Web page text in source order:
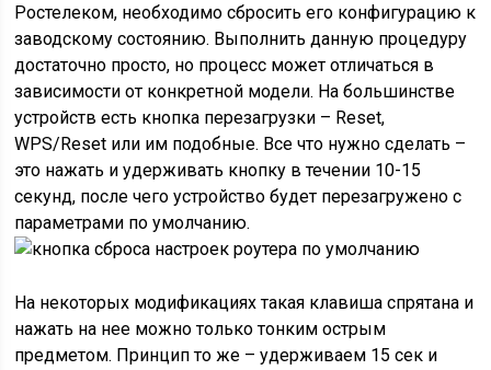
Ростелеком, необходимо сбросить его конфигурацию к
заводскому состоянию. Выполнить данную процедуру
достаточно просто, но процесс может отличаться в
зависимости от конкретной модели. На большинстве
устройств есть кнопка перезагрузки – Reset,
WPS/Reset или им подобные. Все что нужно сделать –
это нажать и удерживать кнопку в течении 10-15
секунд, после чего устройство будет перезагружено с
параметрами по умолчанию.
На некоторых модификациях такая клавиша спрятана и
нажать на нее можно только тонким острым
предметом. Принцип то же – удерживаем 15 сек и